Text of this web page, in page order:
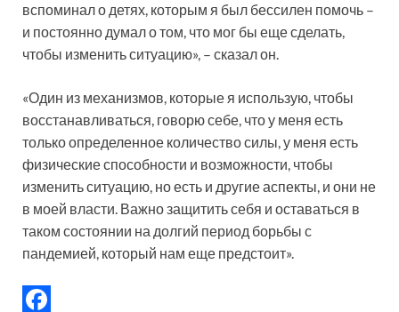
вспоминал о детях, которым я был бессилен помочь –
и постоянно думал о том, что мог бы еще сделать,
чтобы изменить ситуацию», – сказал он.
«Один из механизмов, которые я использую, чтобы
восстанавливаться, говорю себе, что у меня есть
только определенное количество силы, у меня есть
физические способности и возможности, чтобы
изменить ситуацию, но есть и другие аспекты, и они не
в моей власти. Важно защитить себя и оставаться в
таком состоянии на долгий период борьбы с
пандемией, который нам еще предстоит».